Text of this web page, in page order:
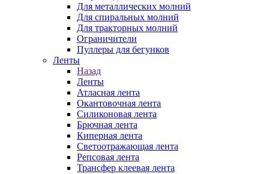
Для металлических молний
Для спиральных молний
Для тракторных молний
Ограничители
Пуллеры для бегунков
Ленты
Назад
Ленты
Атласная лента
Окантовочная лента
Силиконовая лента
Брючная лента
Киперная лента
Светоотражающая лента
Репсовая лента
Трансфер клеевая лента